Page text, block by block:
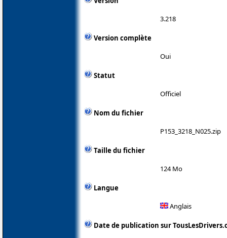
3.218
Version complète
Oui
Statut
Officiel
Nom du fichier
P153_3218_N025.zip
Taille du fichier
124 Mo
Langue
Anglais
Date de publication sur